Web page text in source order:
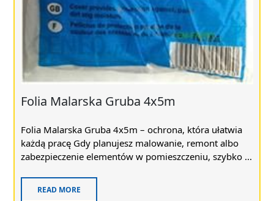
Folia Malarska Gruba 4x5m
Folia Malarska Gruba 4x5m – ochrona, która ułatwia
każdą pracę Gdy planujesz malowanie, remont albo
zabezpieczenie elementów w pomieszczeniu, szybko ...
READ MORE